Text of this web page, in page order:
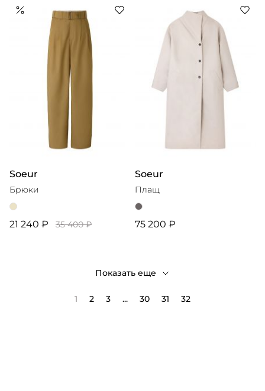
Soeur
Брюки
21 240 ₽ 35 400 ₽
Soeur
Плащ
75 200 ₽
Показать еще
1 2 3 ... 30 31 32